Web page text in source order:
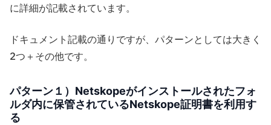
に詳細が記載されています。
ドキュメント記載の通りですが、パターンとしては大きく
2つ＋その他です。
パターン１）Netskopeがインストールされたフォ
ルダ内に保管されているNetskope証明書を利用す
る